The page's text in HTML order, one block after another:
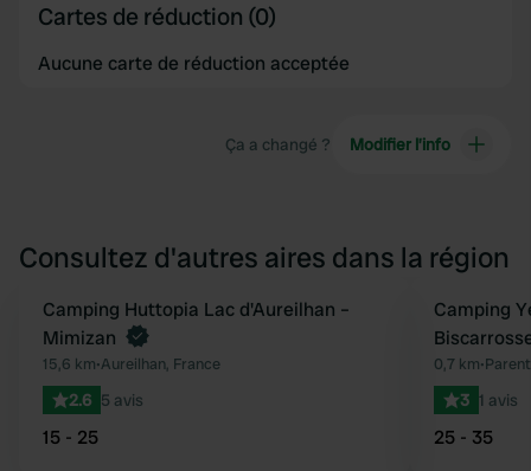
Cartes de réduction (0)
Aucune carte de réduction acceptée
Ça a changé ? Modifier l’info
Consultez d'autres aires dans la région
Préféré
Reserve maintenant
Camping Huttopia Lac d'Aureilhan –
Mimizan
15,6 km•Aureilhan, France
2.6 5 avis
15 - 25
Camping
0,7 km•
3 1 avis
25 - 35